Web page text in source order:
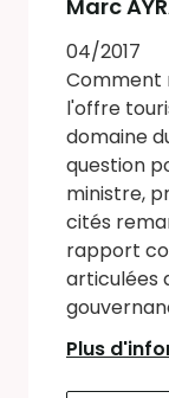
Marc
04/2017
Comment
l'offre
domaine
question
ministre,
cités
rapport
articulées
Plus